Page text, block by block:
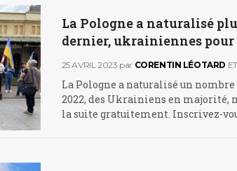
La Pologne a naturalisé
dernier, ukrainiennes
25 AVRIL 2023 par CORENTIN LÉOTARD ET
La Pologne a naturalisé un
2022, des Ukrainiens en majorité,
la suite gratuitement. Inscrivez-